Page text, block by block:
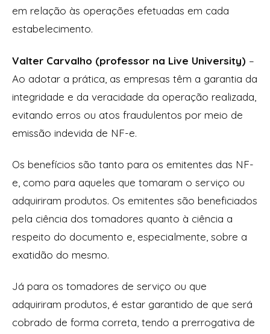
em relação às operações efetuadas em cada
estabelecimento.
Valter Carvalho (professor na Live University) –
Ao adotar a prática, as empresas têm a garantia da
integridade e da veracidade da operação realizada,
evitando erros ou atos fraudulentos por meio de
emissão indevida de NF-e.
Os benefícios são tanto para os emitentes das NF-
e, como para aqueles que tomaram o serviço ou
adquiriram produtos. Os emitentes são beneficiados
pela ciência dos tomadores quanto à ciência a
respeito do documento e, especialmente, sobre a
exatidão do mesmo.
Já para os tomadores de serviço ou que
adquiriram produtos, é estar garantido de que será
cobrado de forma correta, tendo a prerrogativa de